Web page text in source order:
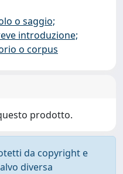
o saggio;
introduzione;
o corpus
prodotto.
da copyright e
diversa